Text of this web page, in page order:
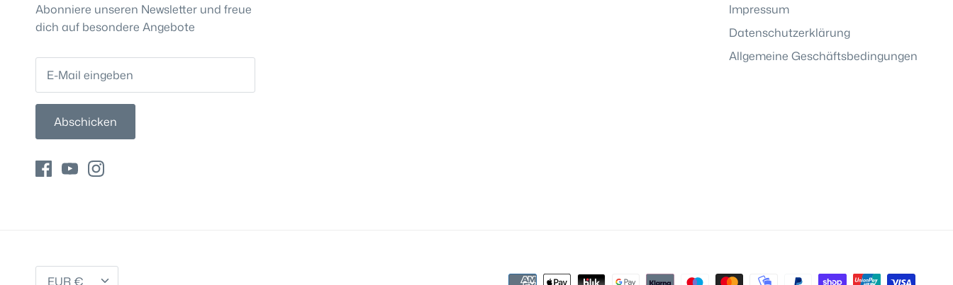
Abonniere unseren Newsletter und freue
dich auf besondere Angebote
Abschicken
Impressum
Datenschutzerklärung
Allgemeine Geschäftsbedingungen
Währung
EUR €